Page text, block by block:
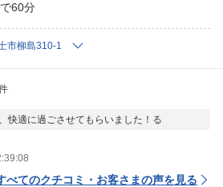
60分
市柳島310-1
快適に過ごさせてもらいました！る
べてのクチコミ・お客さまの声を見る